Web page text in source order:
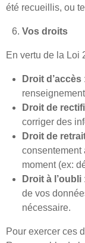
été recueillis, ou
Vos droits
En vertu de la Loi
Droit d’accès
Droit de
corriger des
Droit de
consentement
moment (ex:
Droit à l’oubli
de vos
nécessaire.
Pour exercer ces